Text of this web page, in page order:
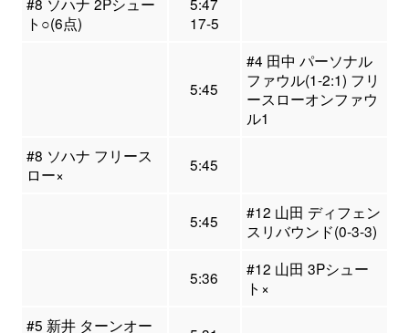
ト○(6点)
17-5
5:45
#4 田中 パーソナル
ファウル(1-2:1) フリ
ースローオンファウ
ル1
#8 ソハナ フリース
ロー×
5:45
5:45
#12 山田 ディフェン
スリバウンド(0-3-3)
5:36
#12 山田 3Pシュー
ト×
#5 新井 ターンオー